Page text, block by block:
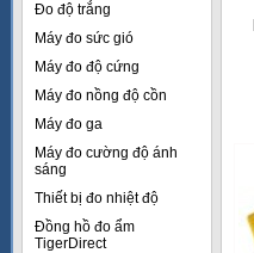
Đo độ trắng
Máy đo sức gió
Máy đo độ cứng
Máy đo nồng độ cồn
Máy đo ga
Máy đo cường độ ánh
sáng
Thiết bị đo nhiệt độ
Đồng hồ đo ẩm
TigerDirect